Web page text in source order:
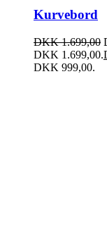
Kurvebord
DKK1.699,00
DKK 1.699,00.
DKK 999,00.